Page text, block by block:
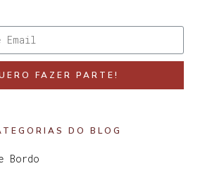
FAZER PARTE!
DO BLOG
Bordo